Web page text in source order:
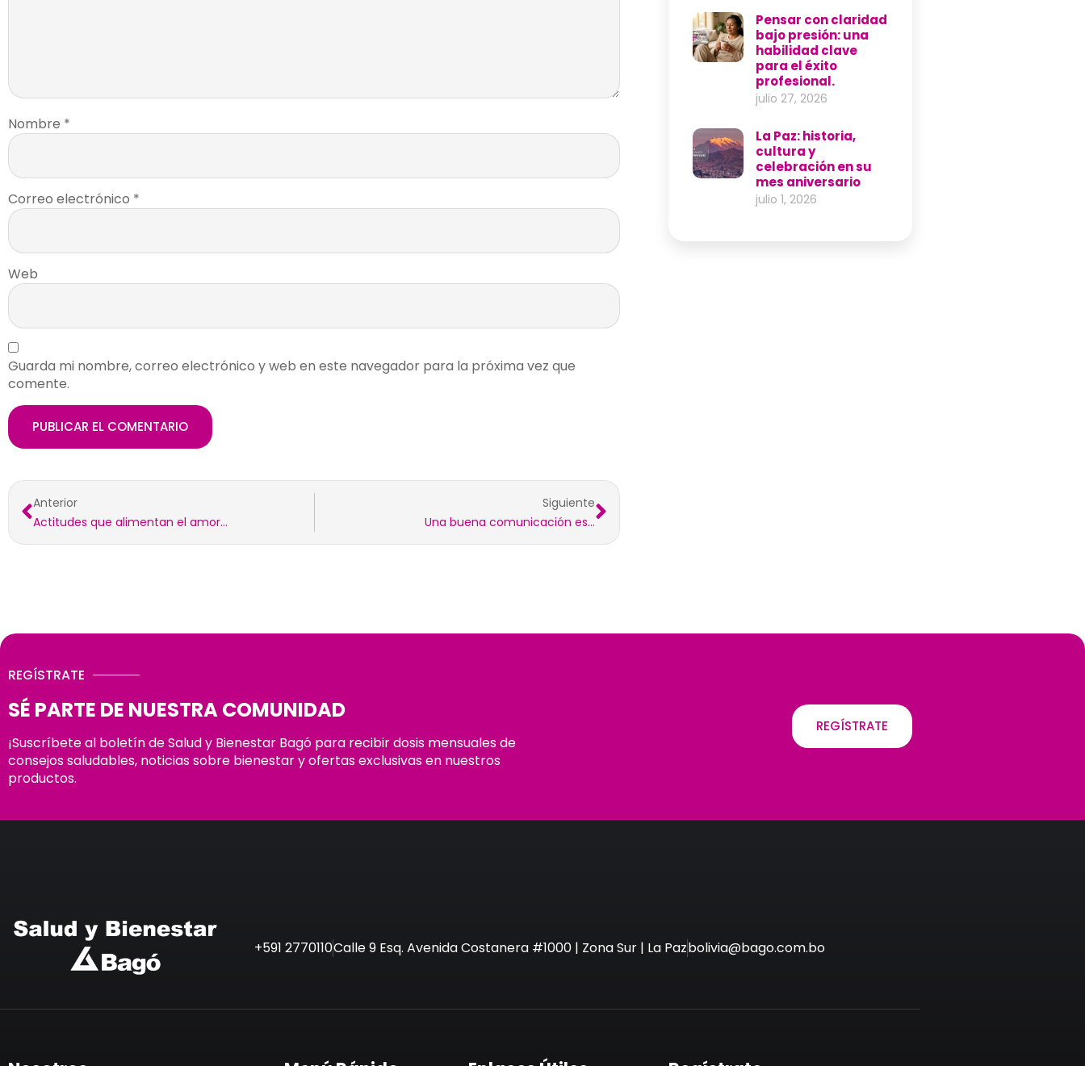
Nombre *
Correo electrónico *
Web
Guarda mi nombre, correo electrónico y web en este navegador para la próxima vez que
comente.
Anterior
Actitudes que alimentan el amor…
Siguiente
Una buena comunicación es…
Pensar con claridad
bajo presión: una
habilidad clave
para el éxito
profesional.
julio 27, 2026
La Paz: historia,
cultura y
celebración en su
mes aniversario
julio 1, 2026
REGÍSTRATE
SÉ PARTE DE NUESTRA COMUNIDAD
¡Suscríbete al boletín de Salud y Bienestar Bagó para recibir dosis mensuales de
consejos saludables, noticias sobre bienestar y ofertas exclusivas en nuestros
productos.
REGÍSTRATE
+591 2770110Calle 9 Esq. Avenida Costanera #1000 | Zona Sur | La Pazbolivia@bago.com.bo